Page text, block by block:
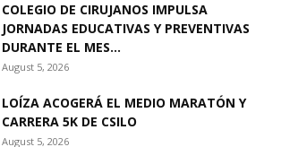
COLEGIO DE CIRUJANOS IMPULSA
JORNADAS EDUCATIVAS Y PREVENTIVAS
DURANTE EL MES...
August 5, 2026
LOÍZA ACOGERÁ EL MEDIO MARATÓN Y
CARRERA 5K DE CSILO
August 5, 2026